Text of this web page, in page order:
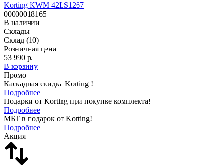
Korting KWM 42LS1267
00000018165
В наличии
Склады
Склад (10)
Розничная цена
53 990 р.
В корзину
Промо
Каскадная скидка Korting !
Подробнее
Подарки от Korting при покупке комплекта!
Подробнее
МБТ в подарок от Korting!
Подробнее
Акция